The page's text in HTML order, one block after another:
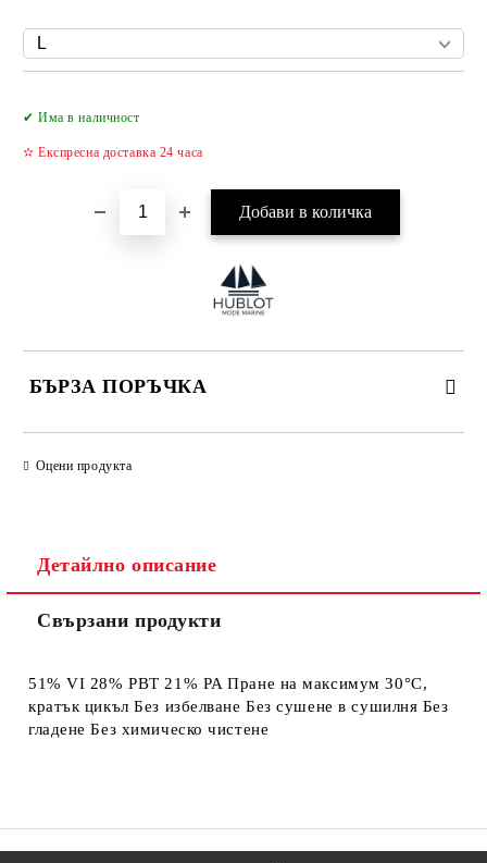
✔ Има в наличност
✫ Експресна доставка 24 часа
БЪРЗА ПОРЪЧКА
Ние ще се свържем с вас в рамките на работния ден.
Оцени продукта
Детайлно описание
Свързани продукти
51% VI 28% PBT 21% PA Пране на максимум 30°C,
кратък цикъл Без избелване Без сушене в сушилня Без
гладене Без химическо чистене